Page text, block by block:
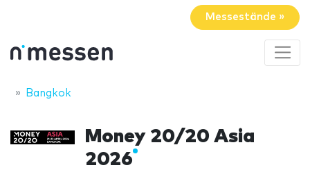
Messestände »
Bangkok
Money 20/20 Asia
2026